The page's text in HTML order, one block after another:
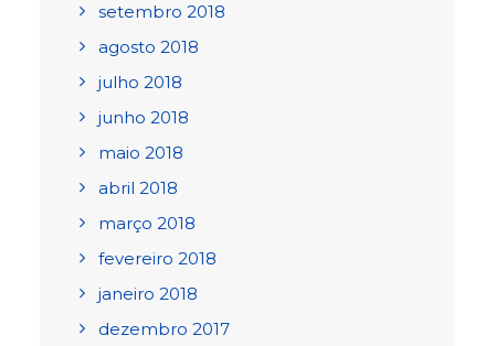
setembro 2018
agosto 2018
julho 2018
junho 2018
maio 2018
abril 2018
março 2018
fevereiro 2018
janeiro 2018
dezembro 2017